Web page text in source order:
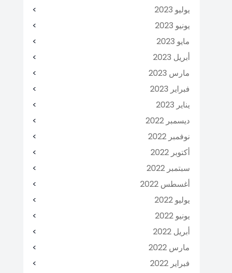
يوليو 2023
يونيو 2023
مايو 2023
أبريل 2023
مارس 2023
فبراير 2023
يناير 2023
ديسمبر 2022
نوفمبر 2022
أكتوبر 2022
سبتمبر 2022
أغسطس 2022
يوليو 2022
يونيو 2022
أبريل 2022
مارس 2022
فبراير 2022